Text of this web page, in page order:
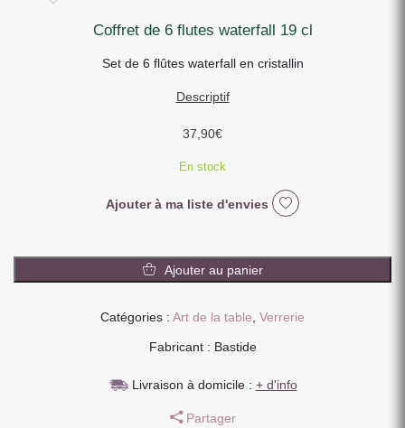
coffret de 6 flutes waterfall 19 cl
Set de 6 flûtes waterfall en cristallin
Descriptif
37,90€
En stock
Ajouter à ma liste d'envies
de
COFFRET
6
FLUTES
19
Ajouter au panier
Catégories : Art de la table, Verrerie
Fabricant : Bastide
Livraison à domicile : + d'info
Partager